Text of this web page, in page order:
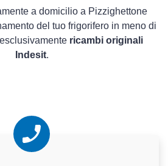
a domicilio a Pizzighettone
del tuo frigorifero in meno di
ricambi originali
Indesit.